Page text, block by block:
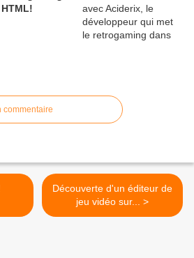
commentaire
Découverte d'un éditeur de
jeu vidéo sur... >